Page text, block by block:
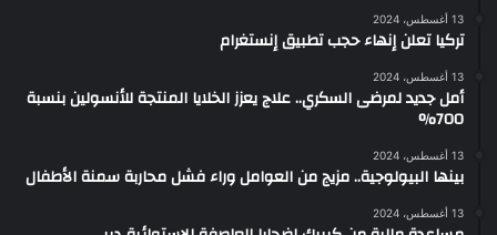
13 أغسطس، 2024
تركيا تعلن إنهاء حجب تطبيق إنستغرام
13 أغسطس، 2024
أمل جديد لمرضى السكري.. علاج يعزز الخلايا المنتجة للأنسولين بنسبة
700%
13 أغسطس، 2024
بينها البيولوجية.. مزيج من العوامل وراء فشل محاربة سمنة الأطفال
13 أغسطس، 2024